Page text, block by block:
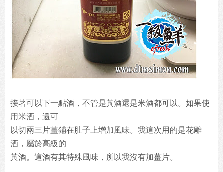
接著可以下一點酒，不管是黃酒還是米酒都可以。如果使
用米酒，還可
以切兩三片薑鋪在肚子上增加風味。我這次用的是花雕
酒，屬於高級的
黃酒。這酒有其特殊風味，所以我沒有加薑片。